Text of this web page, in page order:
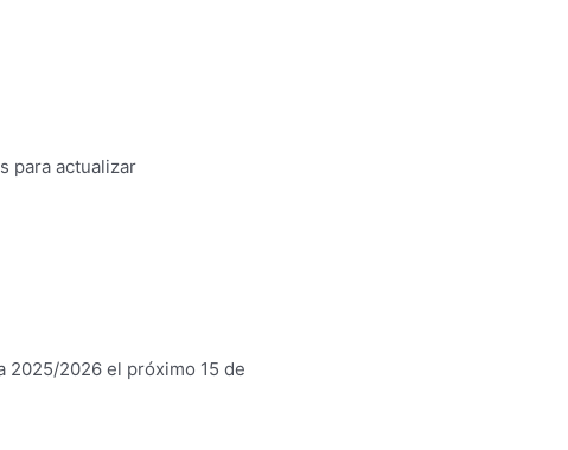
para actualizar
2025/2026 el próximo 15 de